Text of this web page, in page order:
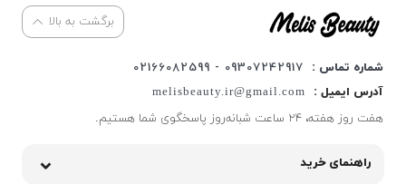
برگشت به بالا
شماره تماس :
09307242917 - 02166082599
آدرس ایمیل :
melisbeauty.ir@gmail.com
هفت روز هفته، ۲۴ ساعت شبانه‌روز پاسخگوی شما هستیم.
راهنمای خرید